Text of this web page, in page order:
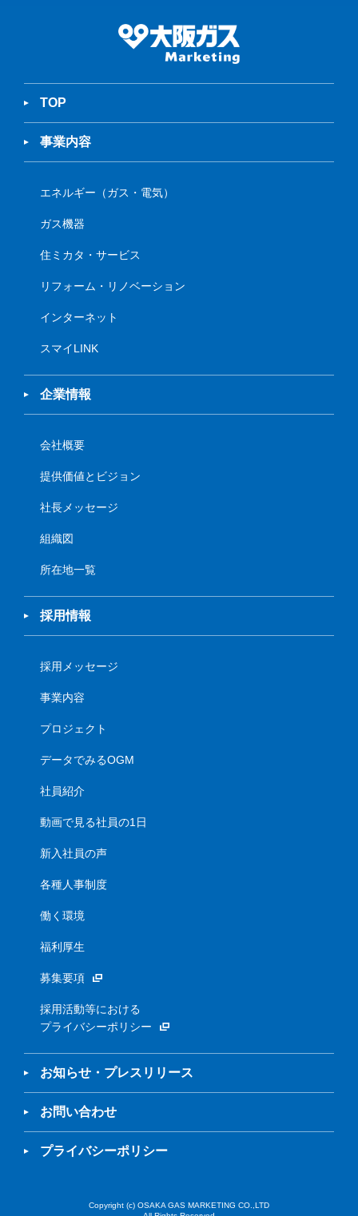
TOP
事業内容
エネルギー（ガス・電気）
ガス機器
住ミカタ・サービス
リフォーム・リノベーション
インターネット
スマイLINK
企業情報
会社概要
提供価値とビジョン
社長メッセージ
組織図
所在地一覧
採用情報
採用メッセージ
事業内容
プロジェクト
データでみるOGM
社員紹介
動画で見る社員の1日
新入社員の声
各種人事制度
働く環境
福利厚生
募集要項
採用活動等における
プライバシーポリシー
お知らせ・プレスリリース
お問い合わせ
プライバシーポリシー
Copyright (c) OSAKA GAS MARKETING CO.,LTD